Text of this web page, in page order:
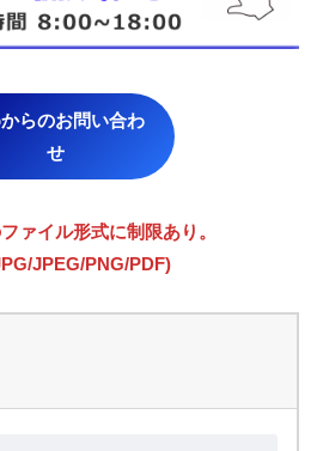
らのお問い合わ
せ
ァイル形式に制限あり。
JPEG/PNG/PDF)